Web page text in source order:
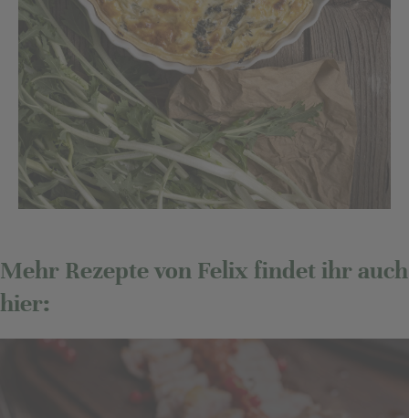
Mehr Rezepte von Felix findet ihr auch
hier: